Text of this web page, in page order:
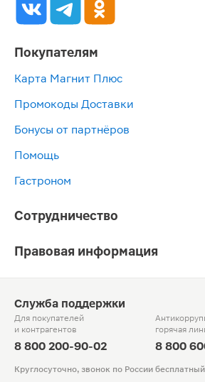
Покупателям
Карта Магнит Плюс
Промокоды Доставки
Бонусы от партнёров
Помощь
Гастроном
Сотрудничество
Правовая информация
Служба поддержки
Для покупателей
и контрагентов
8 800 200-90-02
горячая
8 800
Круглосуточно, звонок по России бесплатный